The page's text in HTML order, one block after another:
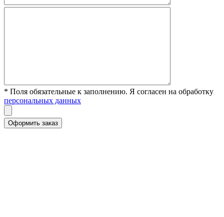
* Поля обязательные к заполнению. Я согласен на обработку
персональных данных